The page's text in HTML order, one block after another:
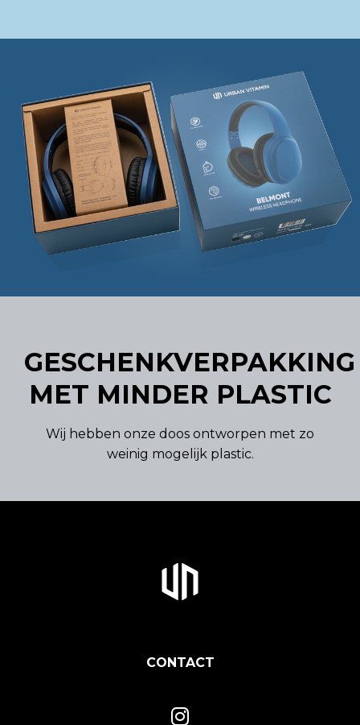
GESCHENKVERPAKKING
MET MINDER PLASTIC
Wij hebben onze doos ontworpen met zo
weinig mogelijk plastic.
CONTACT